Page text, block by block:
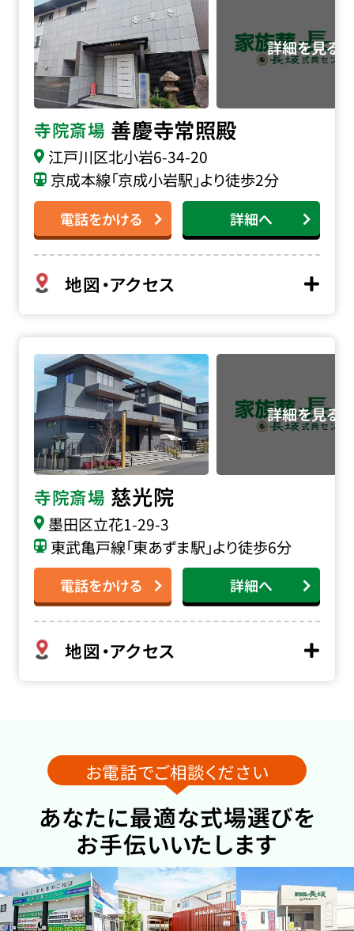
寺院斎場 善慶寺常照殿
江戸川区北小岩6-34-20
京成本線「京成小岩駅」より徒歩2分
電話をかける 詳細へ
地図・アクセス
寺院斎場 慈光院
墨田区立花1-29-3
東武亀戸線「東あずま駅」より徒歩6分
電話をかける 詳細へ
地図・アクセス
お電話でご相談ください
あなたに最適な式場選びを
お手伝いいたします